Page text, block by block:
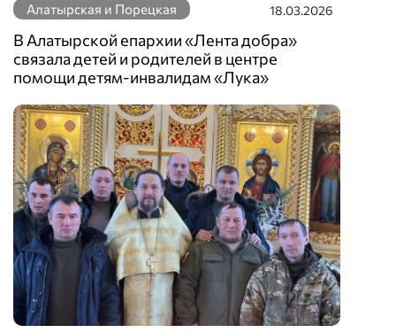
Алатырская и Порецкая 18.03.2026
В Алатырской епархии «Лента добра»
связала детей и родителей в центре
помощи детям-инвалидам «Лука»